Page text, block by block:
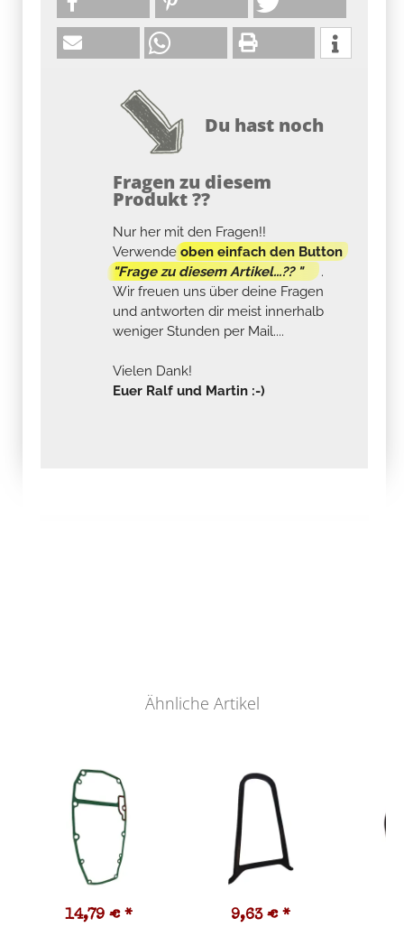
Du hast noch
Fragen zu diesem
Produkt ??
Nur her mit den Fragen!!
Verwendeoben einfach den Button
"Frage zu diesem Artikel...?? "
.
Wir freuen uns über deine Fragen
und antworten dir meist innerhalb
weniger Stunden per Mail....
Vielen Dank!
Euer Ralf und Martin :-)
Ähnliche Artikel
14,79 € * 9,63 € *